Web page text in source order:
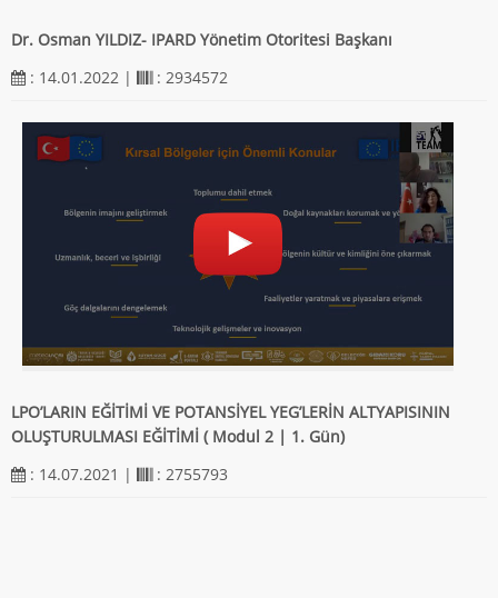
Dr. Osman YILDIZ- IPARD Yönetim Otoritesi Başkanı
: 14.01.2022 |
: 2934572
LPO’LARIN EĞİTİMİ VE POTANSİYEL YEG’LERİN ALTYAPISININ
OLUŞTURULMASI EĞİTİMİ ( Modul 2 | 1. Gün)
: 14.07.2021 |
: 2755793